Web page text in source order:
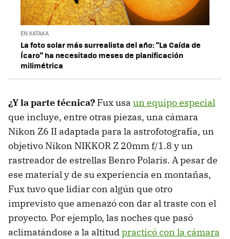
EN XATAKA
La foto solar más surrealista del año: "La Caída de
Ícaro" ha necesitado meses de planificación
milimétrica
¿Y la parte técnica? Fux usa un equipo especial
que incluye, entre otras piezas, una cámara
Nikon Z6 II adaptada para la astrofotografía, un
objetivo Nikon NIKKOR Z 20mm f/1.8 y un
rastreador de estrellas Benro Polaris. A pesar de
ese material y de su experiencia en montañas,
Fux tuvo que lidiar con algún que otro
imprevisto que amenazó con dar al traste con el
proyecto. Por ejemplo, las noches que pasó
aclimatándose a la altitudpracticó con la cámara